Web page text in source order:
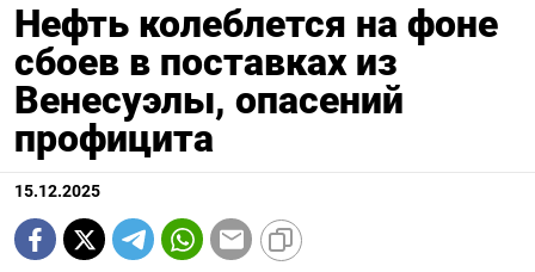
Нефть колеблется на фоне
сбоев в поставках из
Венесуэлы, опасений
профицита
15.12.2025